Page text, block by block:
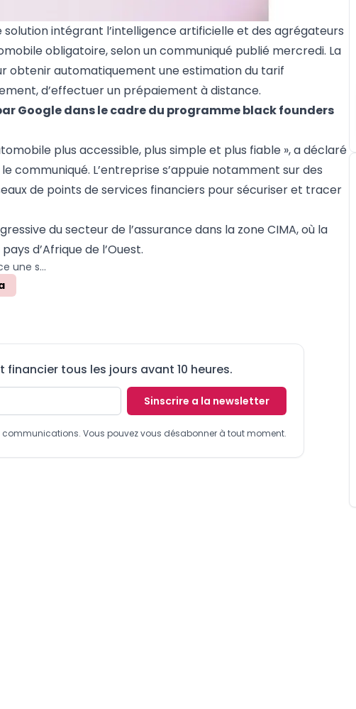
solution intégrant l’intelligence artificielle et des agrégateurs
obligatoire, selon un communiqué publié mercredi. La
obtenir automatiquement une estimation du tarif
d’effectuer un prépaiement à distance.
Google dans le cadre du programme black founders
plus accessible, plus simple et plus fiable », a déclaré
communiqué. L’entreprise s’appuie notamment sur des
de points de services financiers pour sécuriser et tracer
du secteur de l’assurance dans la zone CIMA, où la
d’Afrique de l’Ouest.
Cameroun : l’insurtech Cova lance une solution d’IA pour automatiser la tarification de l’assurance auto
tous les jours avant 10 heures.
Sinscrire a la newsletter
Vous pouvez vous désabonner à tout moment.